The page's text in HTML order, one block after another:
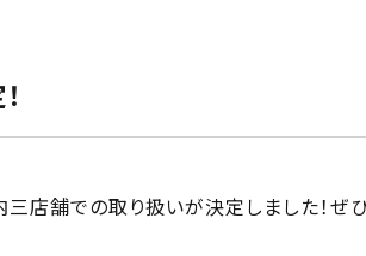
店舗での取り扱いが決定しました！ぜ